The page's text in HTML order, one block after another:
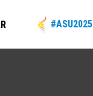
#ASU2025